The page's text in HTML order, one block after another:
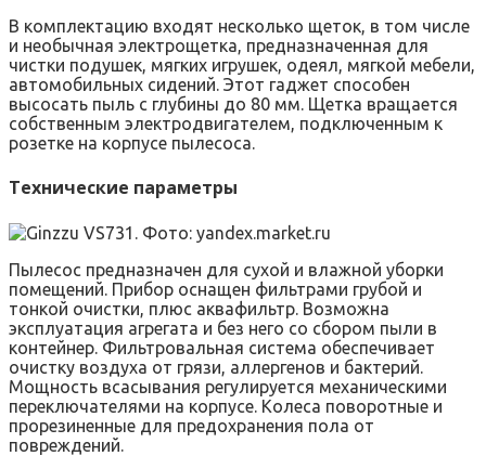
В комплектацию входят несколько щеток, в том числе
и необычная электрощетка, предназначенная для
чистки подушек, мягких игрушек, одеял, мягкой мебели,
автомобильных сидений. Этот гаджет способен
высосать пыль с глубины до 80 мм. Щетка вращается
собственным электродвигателем, подключенным к
розетке на корпусе пылесоса.
Технические параметры
Пылесос предназначен для сухой и влажной уборки
помещений. Прибор оснащен фильтрами грубой и
тонкой очистки, плюс аквафильтр. Возможна
эксплуатация агрегата и без него со сбором пыли в
контейнер. Фильтровальная система обеспечивает
очистку воздуха от грязи, аллергенов и бактерий.
Мощность всасывания регулируется механическими
переключателями на корпусе. Колеса поворотные и
прорезиненные для предохранения пола от
повреждений.